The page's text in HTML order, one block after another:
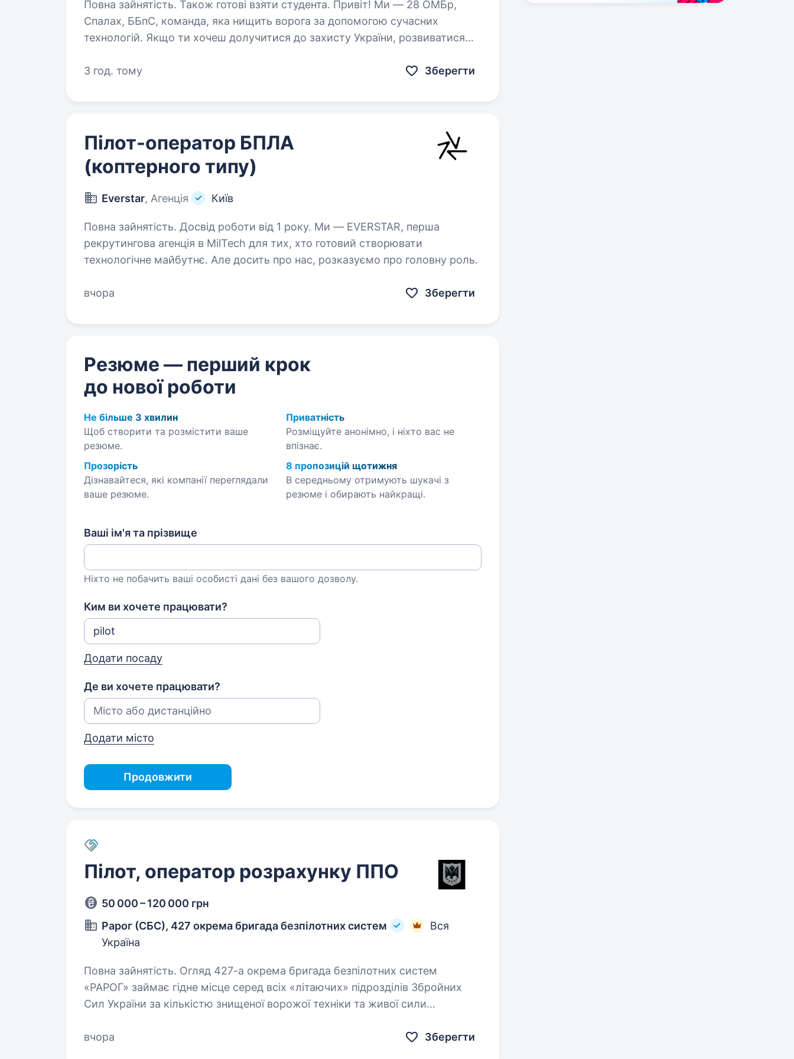
Повна зайнятість. Також готові взяти студента. Привіт! Ми — 28 ОМБр,
Спалах, ББпС, команда, яка нищить ворога за допомогою сучасних
технологій. Якщо ти хочеш долучитися до захисту України, розвиватися
3 год. тому
Зберегти
Пілот-оператор БПЛА
(коптерного типу)
Everstar, Агенція Київ
Повна зайнятість. Досвід роботи від 1 року. Ми — EVERSTAR, перша
рекрутингова агенція в MilTech для тих, хто готовий створювати
технологічне майбутнє. Але досить про нас, розказуємо про головну роль.
вчора Зберегти
Резюме — перший крок
до нової роботи
Не більше 3 хвилин
Щоб створити та розмістити ваше
резюме.
Приватність
Розміщуйте анонімно, і ніхто вас не
впізнає.
Прозорість
Дізнавайтеся, які компанії переглядали
ваше резюме.
8 пропозицій щотижня
В середньому отримують шукачі з
резюме і обирають найкращі.
Ваші ім'я та прізвище
Ніхто не побачить ваші особисті дані без вашого дозволу.
Ким ви хочете працювати?
Додати посаду
Де ви хочете працювати?
Додати місто
Продовжити
Пілот, оператор розрахунку ППО
50 000 – 120 000 грн
Рарог (СБС), 427 окрема бригада безпілотних систем
Вся
Україна
Повна зайнятість. Огляд 427-а окрема бригада безпілотних систем
«РАРОГ» займає гідне місце серед всіх «літаючих» підрозділів Збройних
Сил України за кількістю знищеної ворожої техніки та живої сили
вчора
Зберегти